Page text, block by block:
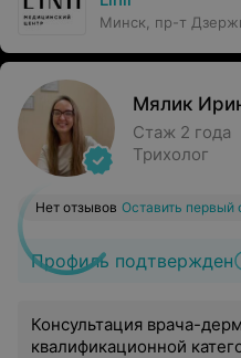
Минск, пр-т
Мялик
Стаж 2 года
Трихолог
Профиль подтвержден
Нет отзывов Оставить первый
Консультация врача-
квалификационной